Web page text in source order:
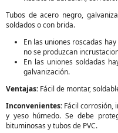
Tubos de acero negro,
soldados o con brida.
En las uniones roscadas
no se produzcan
En las uniones soldadas
galvanización.
Ventajas: Fácil de montar,
Inconvenientes: Fácil corrosión,
y yeso húmedo. Se debe
bituminosas y tubos de PVC.